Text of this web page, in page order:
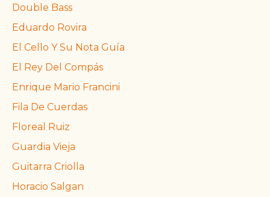
Double Bass
Eduardo Rovira
El Cello Y Su Nota Guía
El Rey Del Compás
Enrique Mario Francini
Fila De Cuerdas
Floreal Ruiz
Guardia Vieja
Guitarra Criolla
Horacio Salgan